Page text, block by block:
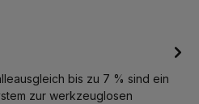
bis zu 7 % sind ein
zur werkzeuglosen